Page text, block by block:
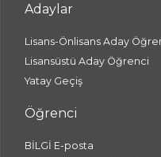
Adaylar
Lisans-Önlisans Aday
Lisansüstü Aday Öğrenci
Yatay Geçiş
Öğrenci
BİLGİ E-posta